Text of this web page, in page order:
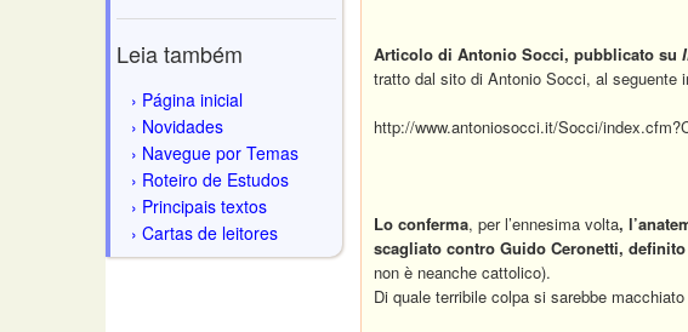
Leia também
Página inicial
Novidades
Navegue por Temas
Roteiro de Estudos
Principais textos
Cartas de leitores
Articolo di Antonio Socci, pubblicato su
tratto dal sito di Antonio Socci, al seguente
http://www.antoniosocci.it/Socci/
Lo conferma, per l’ennesima volta,
scagliato contro Guido Ceronetti, definito
non è neanche cattolico).
Di quale terribile colpa si sarebbe